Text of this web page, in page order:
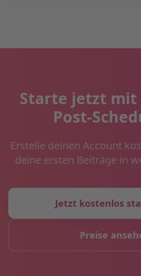
Starte jetzt mit
Post-
Erstelle deinen Account
deine ersten Beiträge in
Jetzt kostenlos
Preise